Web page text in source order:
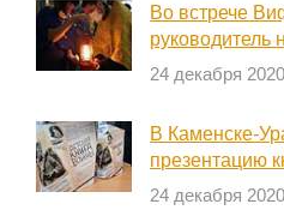
Во встрече
руководитель
24 декабря
В Каменске-
презентацию
24 декабря